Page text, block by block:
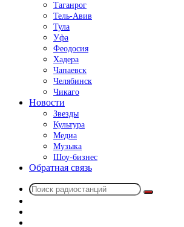
Таганрог
Тель-Авив
Тула
Уфа
Феодосия
Хадера
Чапаевск
Челябинск
Чикаго
Новости
Звезды
Культура
Медиа
Музыка
Шоу-бизнес
Обратная связь
Поиск